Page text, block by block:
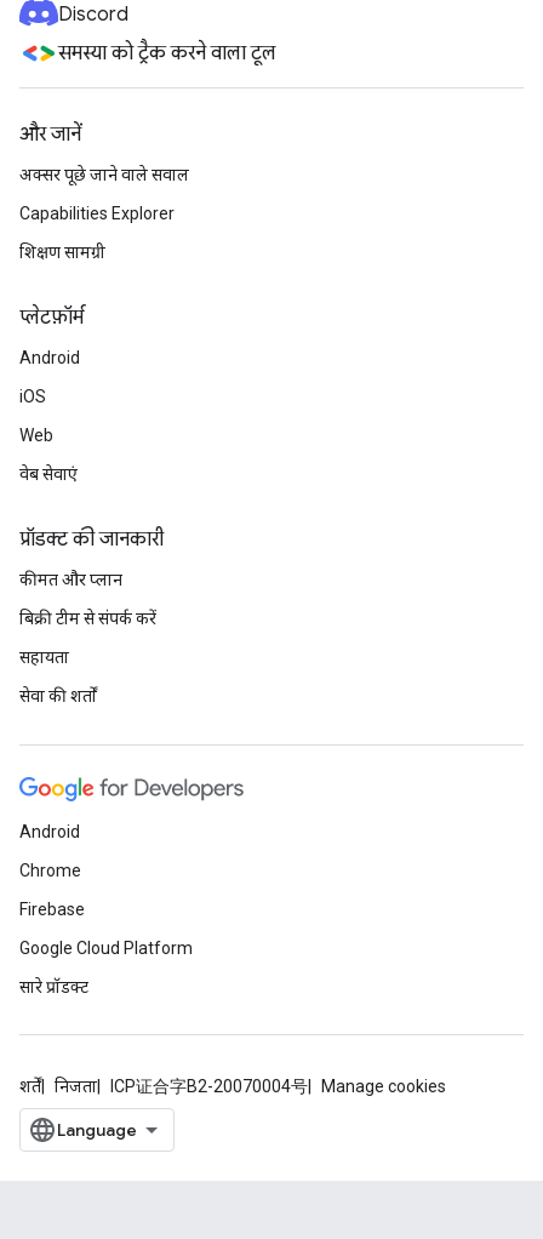
Discord
समस्या को ट्रैक करने वाला टूल
और जानें
अक्सर पूछे जाने वाले सवाल
Capabilities Explorer
शिक्षण सामग्री
प्‍लेटफ़ॉर्म
Android
iOS
Web
वेब सेवाएं
प्रॉडक्ट की जानकारी
कीमत और प्लान
बिक्री टीम से संपर्क करें
सहायता
सेवा की शर्तों
Android
Chrome
Firebase
Google Cloud Platform
सारे प्रॉडक्ट
शर्तें निजता ICP证合字B2-20070004号 Manage cookies